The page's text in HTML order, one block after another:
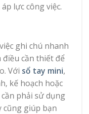
lực công việc.
ghi chú nhanh
cần thiết để
Với sổ tay mini,
kế hoạch hoặc
phải sử dụng
cũng giúp bạn